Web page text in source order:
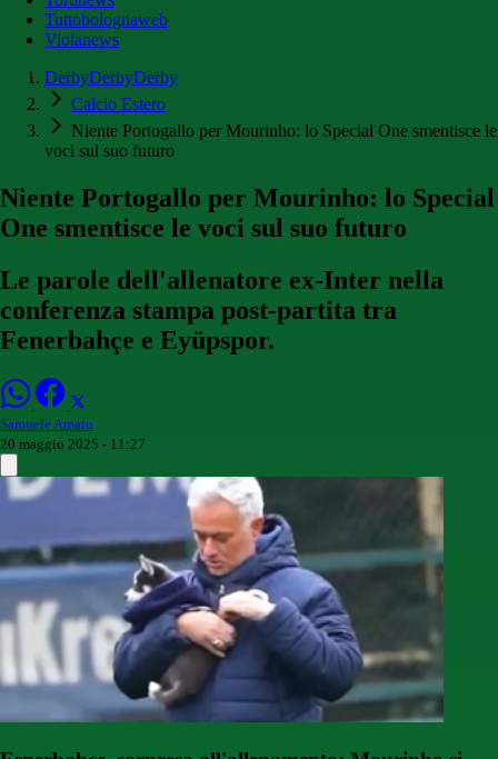
Tuttobolognaweb
Violanews
DerbyDerbyDerby
Calcio Estero
Niente Portogallo per Mourinho: lo Special One smentisce le
voci sul suo futuro
Niente Portogallo per Mourinho: lo Special
One smentisce le voci sul suo futuro
Le parole dell'allenatore ex-Inter nella
conferenza stampa post-partita tra
Fenerbahçe e Eyüpspor.
Samuele Amato
20 maggio 2025 - 11:27